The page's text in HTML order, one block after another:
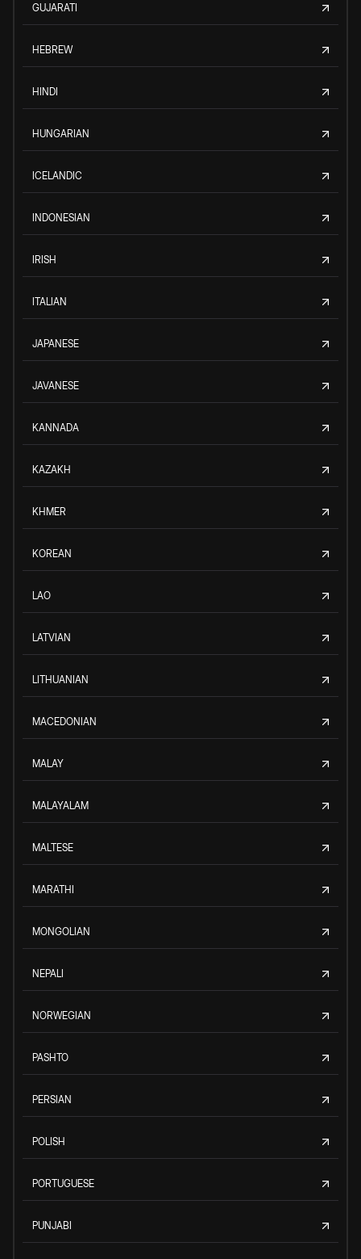
GUJARATI
HEBREW
HINDI
HUNGARIAN
ICELANDIC
INDONESIAN
IRISH
ITALIAN
JAPANESE
JAVANESE
KANNADA
KAZAKH
KHMER
KOREAN
LAO
LATVIAN
LITHUANIAN
MACEDONIAN
MALAY
MALAYALAM
MALTESE
MARATHI
MONGOLIAN
NEPALI
NORWEGIAN
PASHTO
PERSIAN
POLISH
PORTUGUESE
PUNJABI